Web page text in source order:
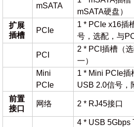
mSATA
mSATA硬盘）
扩展
插槽
PCIe
1 * PCIe x16插
号，选配，与
PCI
2 * PCI插槽（
一）
Mini
PCIe
1 * Mini PCIe插
USB 2.0信号，
前置
接口
网络 2 * RJ45接口
4 * USB 5Gbps